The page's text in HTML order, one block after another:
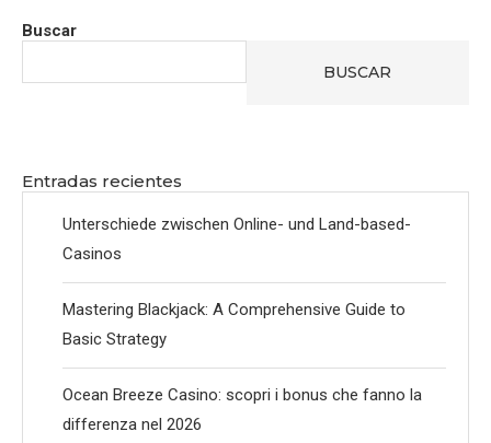
Buscar
BUSCAR
Entradas recientes
Unterschiede zwischen Online- und Land-based-
Casinos
Mastering Blackjack: A Comprehensive Guide to
Basic Strategy
Ocean Breeze Casino: scopri i bonus che fanno la
differenza nel 2026